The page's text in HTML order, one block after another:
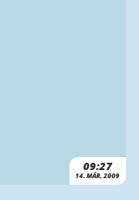
09:27
14. MÄR. 2009